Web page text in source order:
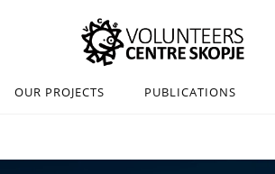
OUR PROJECTS PUBLICATIONS